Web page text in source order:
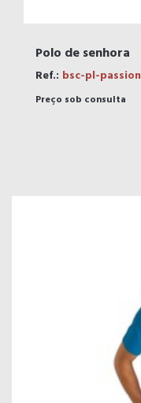
Polo de senhora
Ref.: bsc-pl-passion
Preço sob consulta